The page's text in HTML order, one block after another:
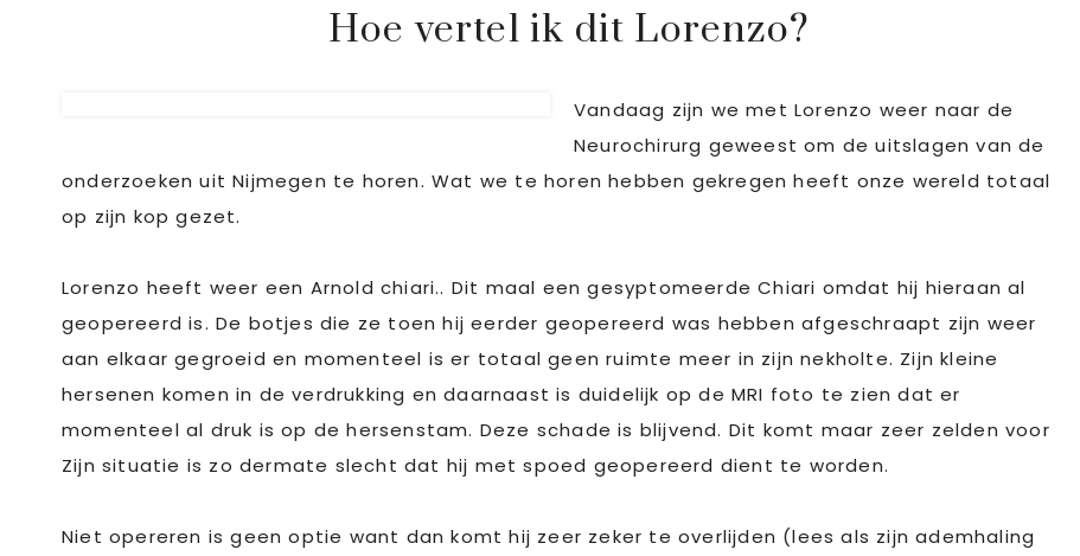
Hoe vertel ik dit Lorenzo?
Vandaag zijn we met Lorenzo weer naar de
Neurochirurg geweest om de uitslagen van de
onderzoeken uit Nijmegen te horen. Wat we te horen hebben gekregen heeft onze wereld totaal
op zijn kop gezet.
Lorenzo heeft weer een Arnold chiari.. Dit maal een gesyptomeerde Chiari omdat hij hieraan al
geopereerd is. De botjes die ze toen hij eerder geopereerd was hebben afgeschraapt zijn weer
aan elkaar gegroeid en momenteel is er totaal geen ruimte meer in zijn nekholte. Zijn kleine
hersenen komen in de verdrukking en daarnaast is duidelijk op de MRI foto te zien dat er
momenteel al druk is op de hersenstam. Deze schade is blijvend. Dit komt maar zeer zelden voor
Zijn situatie is zo dermate slecht dat hij met spoed geopereerd dient te worden.
Niet opereren is geen optie want dan komt hij zeer zeker te overlijden (lees als zijn ademhaling